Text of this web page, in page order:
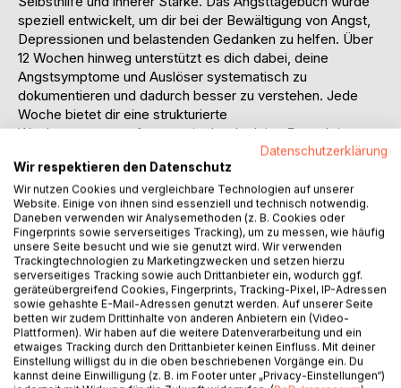
speziell entwickelt, um dir bei der Bewältigung von Angst,
Depressionen und belastenden Gedanken zu helfen. Über
12 Wochen hinweg unterstützt es dich dabei, deine
Angstsymptome und Auslöser systematisch zu
dokumentieren und dadurch besser zu verstehen. Jede
Woche bietet dir eine strukturierte
Wochenzusammenfassung, in der du deine Fortschritte,
Herausforderungen und Erfolge festhalten kannst.
Neben den täglichen Einträgen findest du zahlreiche Seiten
zur Selbstreflexion, auf denen du deine Stärken und
Schwächen analysieren und neue Erkenntnisse über dich
selbst gewinnen kannst. Grafiken zum Ausfüllen helfen dir,
deine Gefühle, Gedanken und körperlichen Symptome
visuell festzuhalten und Muster zu erkennen.
Dankbarkeitsseiten laden dich dazu ein, den Fokus auf
positive Erlebnisse und Momente der Freude zu richten -
ein wichtiger Schritt in der Angstbewältigung und im
Umgang mit Depressionen.
Das Angsttagebuch ist ein effektives Hilfsmittel bei
Datenschutzerklärung
Wir respektieren den Datenschutz
Wir nutzen Cookies und vergleichbare Technologien auf unserer
Website. Einige von ihnen sind essenziell und technisch notwendig.
Daneben verwenden wir Analysemethoden (z. B. Cookies oder
Fingerprints sowie serverseitiges Tracking), um zu messen, wie häufig
unsere Seite besucht und wie sie genutzt wird. Wir verwenden
Trackingtechnologien zu Marketingzwecken und setzen hierzu
serverseitiges Tracking sowie auch Drittanbieter ein, wodurch ggf.
geräteübergreifend Cookies, Fingerprints, Tracking-Pixel, IP-Adressen
sowie gehashte E-Mail-Adressen genutzt werden. Auf unserer Seite
betten wir zudem Drittinhalte von anderen Anbietern ein (Video-
Plattformen). Wir haben auf die weitere Datenverarbeitung und ein
etwaiges Tracking durch den Drittanbieter keinen Einfluss. Mit deiner
Einstellung willigst du in die oben beschriebenen Vorgänge ein. Du
kannst deine Einwilligung (z. B. im Footer unter „Privacy-Einstellungen“)